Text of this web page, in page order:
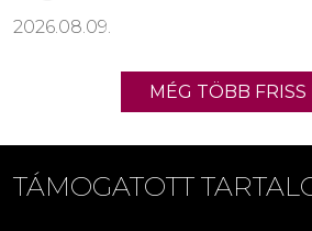
2026.08.09.
MÉG TÖBB FRISS
TÁMOGATOTT